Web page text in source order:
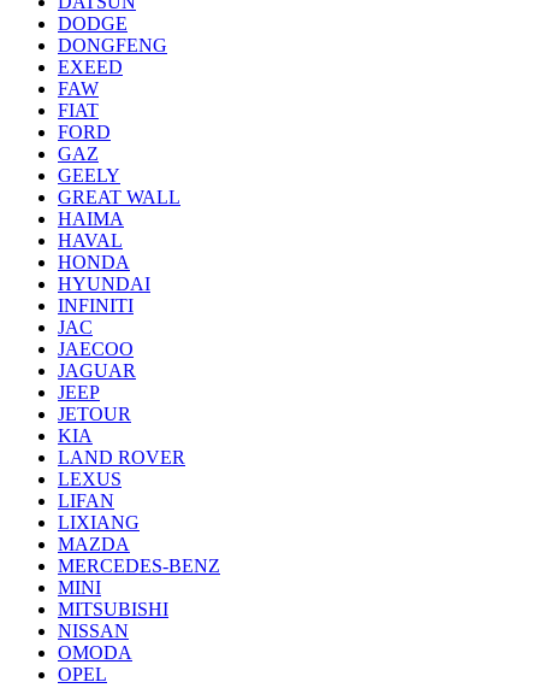
DODGE
DONGFENG
EXEED
FAW
FIAT
FORD
GAZ
GEELY
GREAT WALL
HAIMA
HAVAL
HONDA
HYUNDAI
INFINITI
JAC
JAECOO
JAGUAR
JEEP
JETOUR
KIA
LAND ROVER
LEXUS
LIFAN
LIXIANG
MAZDA
MERCEDES-BENZ
MINI
MITSUBISHI
NISSAN
OMODA
OPEL